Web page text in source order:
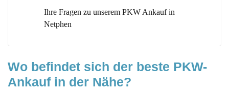
Ihre Fragen zu unserem PKW Ankauf in
Netphen
Wo befindet sich der beste PKW-
Ankauf in der Nähe?